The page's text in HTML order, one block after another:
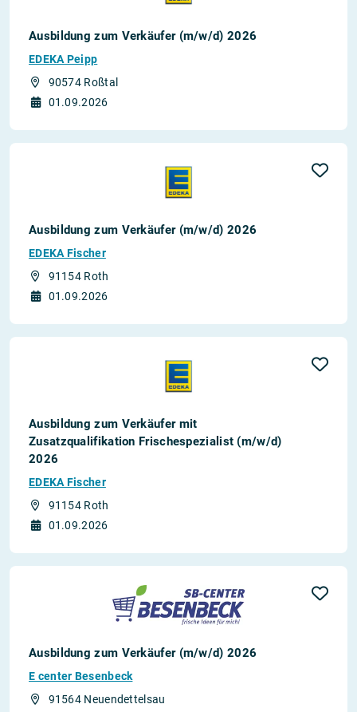
Ausbildung zum Verkäufer (m/w/d) 2026
EDEKA Peipp
90574 Roßtal
01.09.2026
Ausbildung zum Verkäufer (m/w/d) 2026
EDEKA Fischer
91154 Roth
01.09.2026
Ausbildung zum Verkäufer mit
Zusatzqualifikation Frischespezialist (m/w/d)
2026
EDEKA Fischer
91154 Roth
01.09.2026
Ausbildung zum Verkäufer (m/w/d) 2026
E center Besenbeck
91564 Neuendettelsau